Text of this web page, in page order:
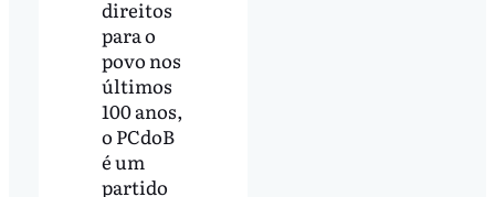
direitos
para o
povo nos
últimos
100 anos,
o PCdoB
é um
partido